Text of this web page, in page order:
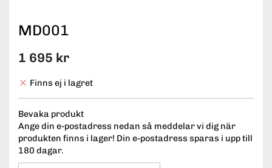
MD001
1 695 kr
Finns ej i lagret
Bevaka produkt
Ange din e-postadress nedan så meddelar vi dig när
produkten finns i lager! Din e-postadress sparas i upp till
180 dagar.